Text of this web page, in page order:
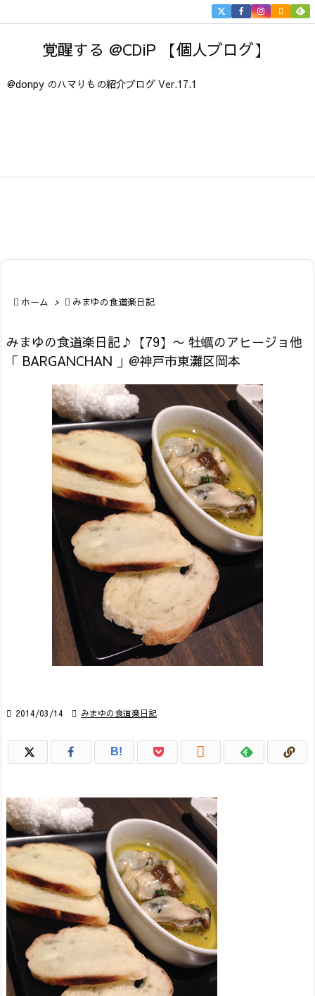
覚醒する @CDiP 【個人ブログ】
@donpy のハマりもの紹介ブログ Ver.17.1


 ホーム >  みまゆの食道楽日記
みまゆの食道楽日記♪【79】〜 牡蠣のアヒージョ他
「 BARGANCHAN 」@神戸市東灘区岡本
 2014/03/14  みまゆの食道楽日記
B! 